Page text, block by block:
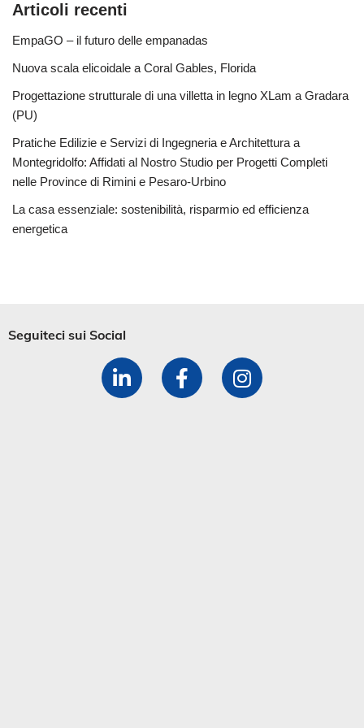
Articoli recenti
EmpaGO – il futuro delle empanadas
Nuova scala elicoidale a Coral Gables, Florida
Progettazione strutturale di una villetta in legno XLam a Gradara
(PU)
Pratiche Edilizie e Servizi di Ingegneria e Architettura a
Montegridolfo: Affidati al Nostro Studio per Progetti Completi
nelle Province di Rimini e Pesaro-Urbino
La casa essenziale: sostenibilità, risparmio ed efficienza
energetica
Seguiteci sui Social​